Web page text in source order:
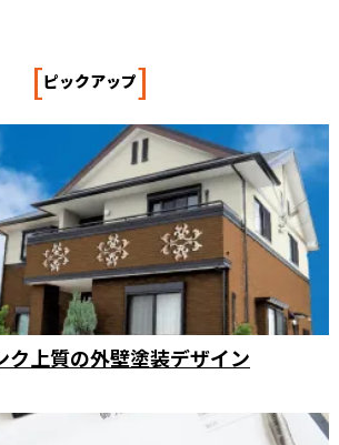
[ピックアップ]
ク上質の外壁塗装デザイン